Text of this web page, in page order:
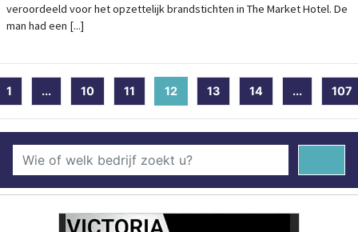
veroordeeld voor het opzettelijk brandstichten in The Market Hotel. De
man had een [...]
1 ... 10 11 12(current)
13 14 ... 107